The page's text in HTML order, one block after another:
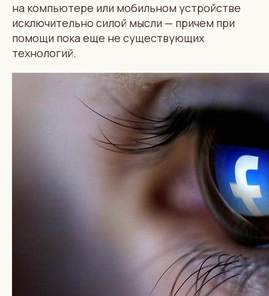
на компьютере или мобильном устройстве
исключительно силой мысли — причем при
помощи пока еще не существующих
технологий.